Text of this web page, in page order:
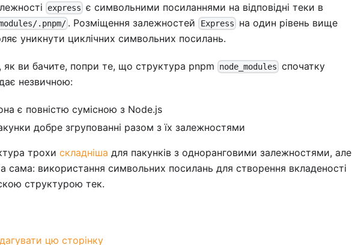
express є символьними посиланнями на відповідні теки в
.pnpm/ . Розміщення залежностей Express на один рівень вище
уникнути циклічних символьних посилань.
ви бачите, попри те, що структура pnpm node_modules спочатку
незвичною:
є повністю сумісною з Node.js
добре згрупованні разом з їх залежностями
трохи складніша для пакунків з одноранговими залежностями, але
сама: використання символьних посилань для створення вкладеності
структурою тек.
цю сторінку